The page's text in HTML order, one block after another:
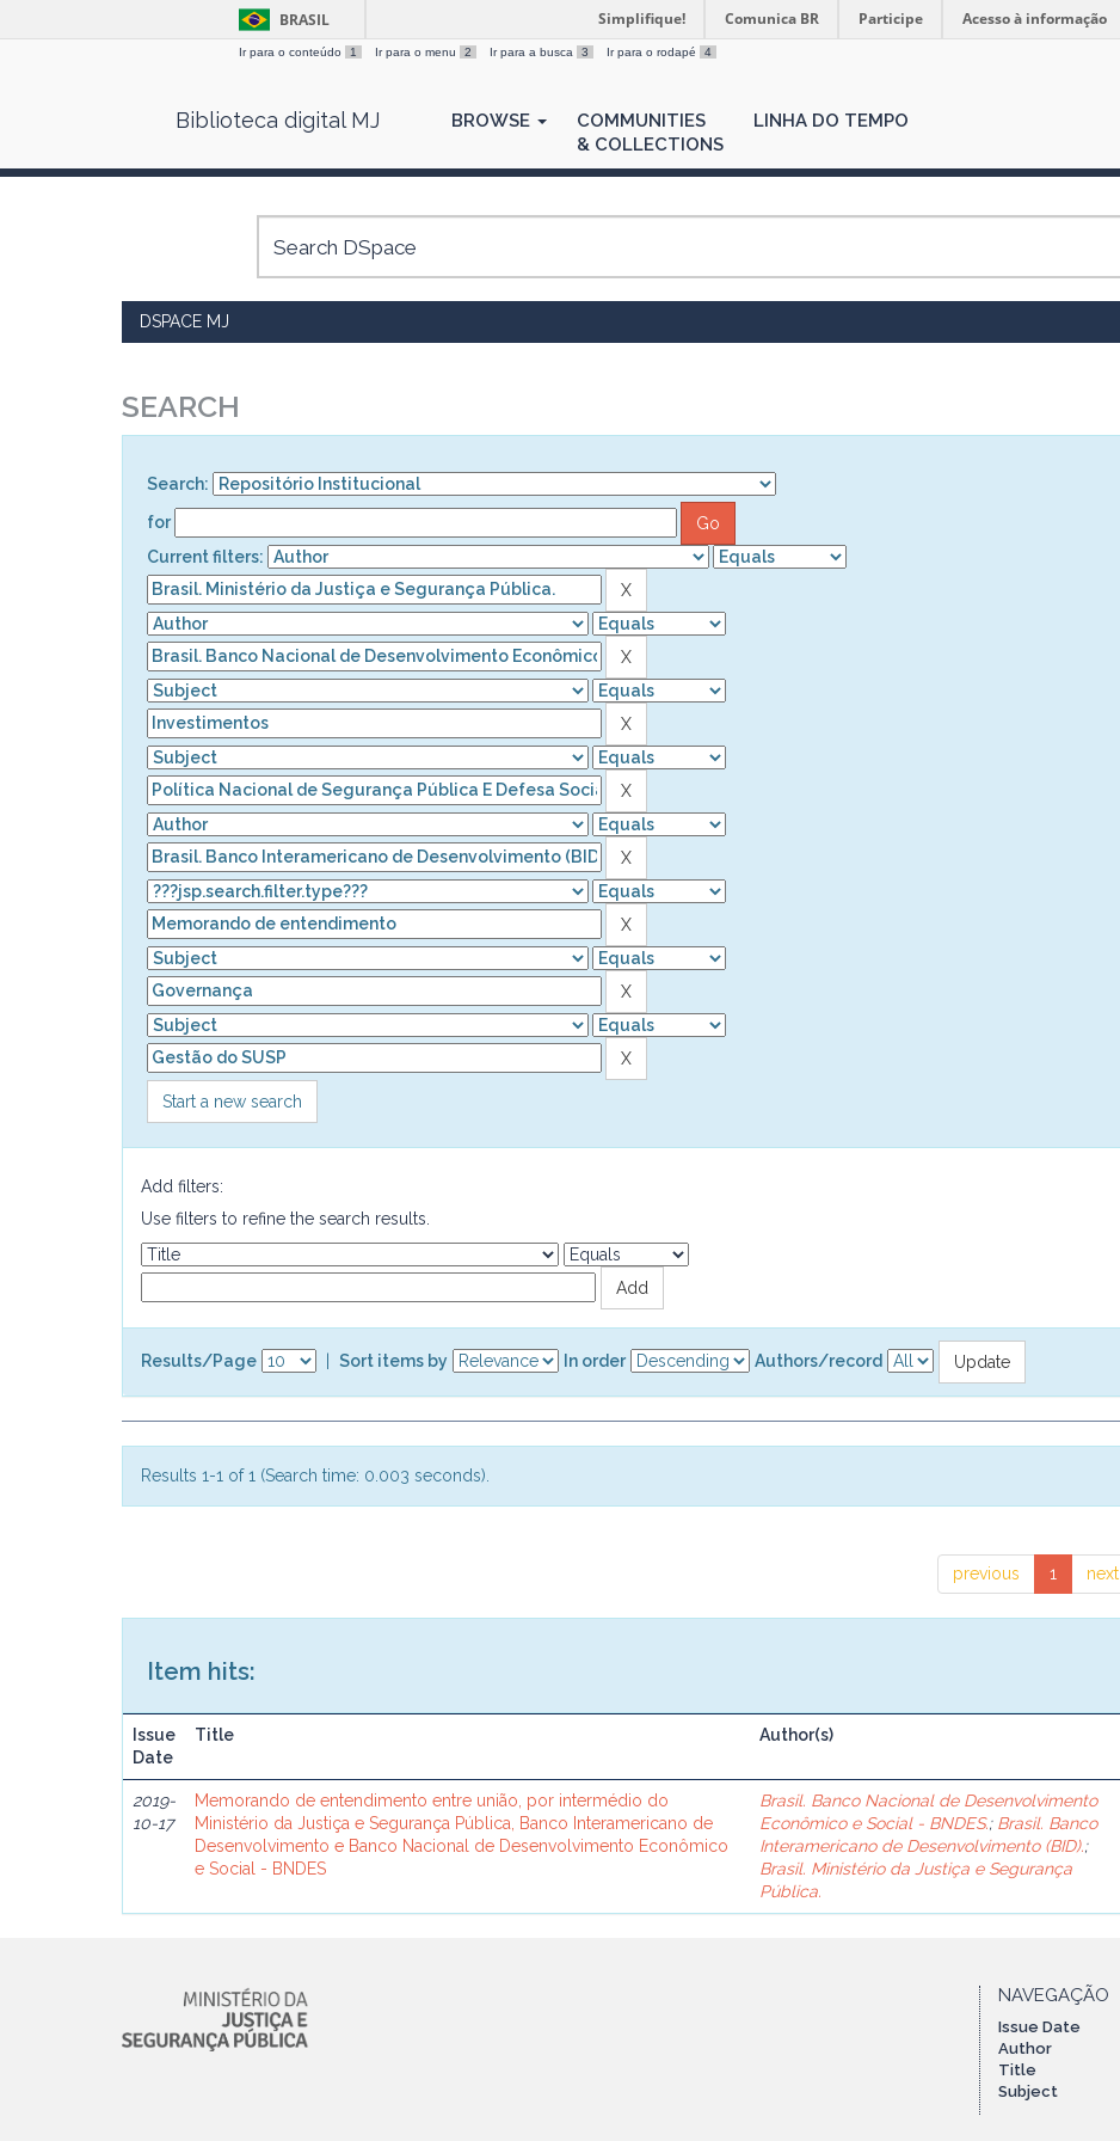
BRASIL Simplifique! Comunica BR Participe Acesso à informação
Ir para o conteúdo 1 Ir para o menu 2 Ir para a busca 3 Ir para o rodapé 4
Biblioteca digital MJ BROWSE
COMMUNITIES
& COLLECTIONS
LINHA DO TEMPO
DSPACE MJ
SEARCH
Search:
for
Current filters:
Start a new search
Add filters:
Use filters to refine the search results.
Results/Page Sort items by In order Authors/record
Results 1-1 of 1 (Search time: 0.003 seconds).
previous 1 next
Item hits:
Issue
Date
Title Author(s)
2019-
10-17
Memorando de entendimento entre união, por intermédio do
Ministério da Justiça e Segurança Pública, Banco Interamericano de
Desenvolvimento e Banco Nacional de Desenvolvimento Econômico
e Social - BNDES
Brasil. Banco Nacional de Desenvolvimento
Econômico e Social - BNDES.; Brasil. Banco
Interamericano de Desenvolvimento (BID).;
Brasil. Ministério da Justiça e Segurança
Pública.
NAVEGAÇÃO
Issue Date
Author
Title
Subject